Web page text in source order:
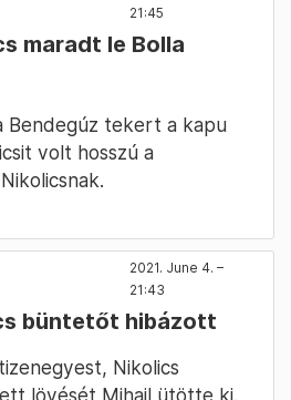
21:45
maradt le Bolla
Bendegúz tekert a kapu
volt hosszú a
2021. June 4. –
21:43
büntetőt hibázott
Nikolics
lövését Mihail ütötte ki.